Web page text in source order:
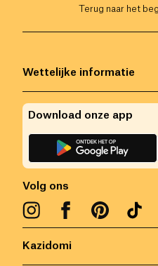
Terug naar het
Kazidomi
Wettelijke informatie
Volg ons
Download onze app